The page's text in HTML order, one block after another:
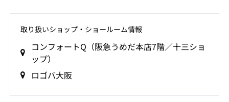
取り扱いショップ‧ショールーム情報
コンフォートQ（阪急うめだ本店7階／十三ショ
ップ）
ロゴバ大阪